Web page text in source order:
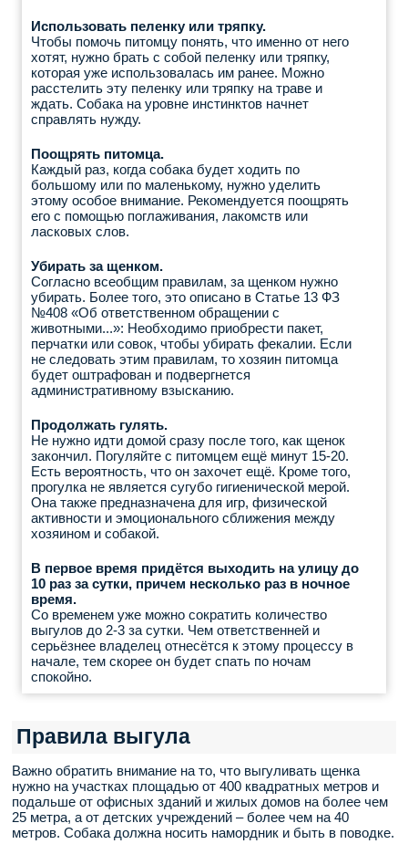
Использовать пеленку или тряпку.
Чтобы помочь питомцу понять, что именно от него
хотят, нужно брать с собой пеленку или тряпку,
которая уже использовалась им ранее. Можно
расстелить эту пеленку или тряпку на траве и
ждать. Собака на уровне инстинктов начнет
справлять нужду.
Поощрять питомца.
Каждый раз, когда собака будет ходить по
большому или по маленькому, нужно уделить
этому особое внимание. Рекомендуется поощрять
его с помощью поглаживания, лакомств или
ласковых слов.
Убирать за щенком.
Согласно всеобщим правилам, за щенком нужно
убирать. Более того, это описано в Статье 13 ФЗ
№408 «Об ответственном обращении с
животными...»: Необходимо приобрести пакет,
перчатки или совок, чтобы убирать фекалии. Если
не следовать этим правилам, то хозяин питомца
будет оштрафован и подвергнется
административному взысканию.
Продолжать гулять.
Не нужно идти домой сразу после того, как щенок
закончил. Погуляйте с питомцем ещё минут 15-20.
Есть вероятность, что он захочет ещё. Кроме того,
прогулка не является сугубо гигиенической мерой.
Она также предназначена для игр, физической
активности и эмоционального сближения между
хозяином и собакой.
В первое время придётся выходить на улицу до
10 раз за сутки, причем несколько раз в ночное
время.
Со временем уже можно сократить количество
выгулов до 2-3 за сутки. Чем ответственней и
серьёзнее владелец отнесётся к этому процессу в
начале, тем скорее он будет спать по ночам
спокойно.
Правила выгула
Важно обратить внимание на то, что выгуливать щенка
нужно на участках площадью от 400 квадратных метров и
подальше от офисных зданий и жилых домов на более чем
25 метра, а от детских учреждений – более чем на 40
метров. Собака должна носить намордник и быть в поводке.